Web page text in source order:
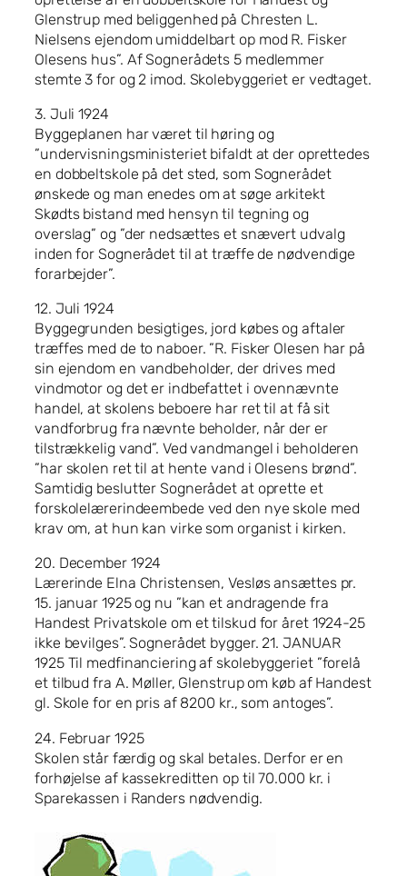
Glenstrup med beliggenhed på Chresten L.
Nielsens ejendom umiddelbart op mod R. Fisker
Olesens hus”. Af Sognerådets 5 medlemmer
stemte 3 for og 2 imod. Skolebyggeriet er vedtaget.
3. Juli 1924
Byggeplanen har været til høring og
”undervisningsministeriet bifaldt at der oprettedes
en dobbeltskole på det sted, som Sognerådet
ønskede og man enedes om at søge arkitekt
Skødts bistand med hensyn til tegning og
overslag” og ”der nedsættes et snævert udvalg
inden for Sognerådet til at træffe de nødvendige
forarbejder”.
12. Juli 1924
Byggegrunden besigtiges, jord købes og aftaler
træffes med de to naboer. ”R. Fisker Olesen har på
sin ejendom en vandbeholder, der drives med
vindmotor og det er indbefattet i ovennævnte
handel, at skolens beboere har ret til at få sit
vandforbrug fra nævnte beholder, når der er
tilstrækkelig vand”. Ved vandmangel i beholderen
”har skolen ret til at hente vand i Olesens brønd”.
Samtidig beslutter Sognerådet at oprette et
forskolelærerindeembede ved den nye skole med
krav om, at hun kan virke som organist i kirken.
20. December 1924
Lærerinde Elna Christensen, Vesløs ansættes pr.
15. januar 1925 og nu ”kan et andragende fra
Handest Privatskole om et tilskud for året 1924-25
ikke bevilges”. Sognerådet bygger. 21. JANUAR
1925 Til medfinanciering af skolebyggeriet ”forelå
et tilbud fra A. Møller, Glenstrup om køb af Handest
gl. Skole for en pris af 8200 kr., som antoges”.
24. Februar 1925
Skolen står færdig og skal betales. Derfor er en
forhøjelse af kassekreditten op til 70.000 kr. i
Sparekassen i Randers nødvendig.